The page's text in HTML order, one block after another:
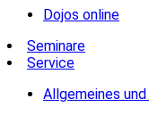
Dojos online
Seminare
Service
Allgemeines